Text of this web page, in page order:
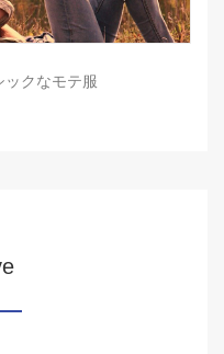
ックなモテ服